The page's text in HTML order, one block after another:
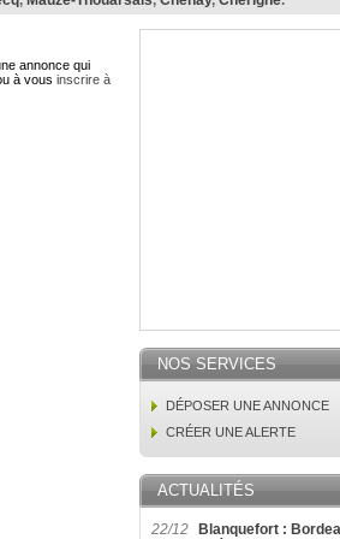
annonce qui
à vous inscrire à
NOS SERVICES
DÉPOSER UNE ANNONCE
CRÉER UNE ALERTE
ACTUALITÉS
22/12
Blanquefort :